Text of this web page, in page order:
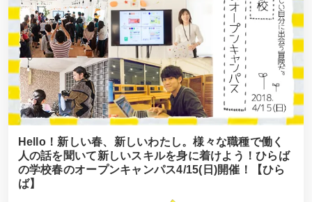
Hello！新しい春、新しいわたし。様々な職種で働く
人の話を聞いて新しいスキルを身に着けよう！ひらば
の学校春のオープンキャンパス4/15(日)開催！【ひら
ば】